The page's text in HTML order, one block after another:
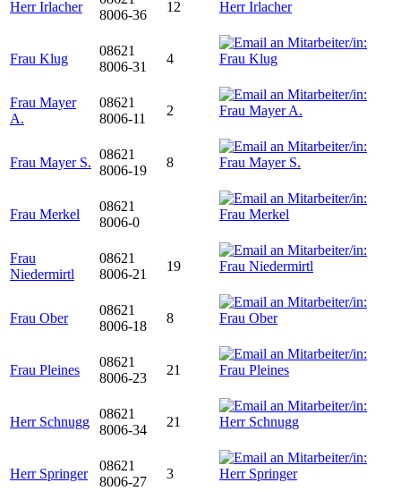
Herr Irlacher
8006-36
12
Frau Klug
08621
8006-31
4
Frau Mayer
A.
08621
8006-11
2
Frau Mayer S.
08621
8006-19
8
Frau Merkel
08621
8006-0
Frau
Niedermirtl
08621
8006-21
19
Frau Ober
08621
8006-18
8
Frau Pleines
08621
8006-23
21
Herr Schnugg
08621
8006-34
21
Herr Springer
08621
8006-27
3